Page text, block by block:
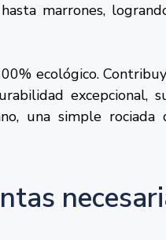
marrones,
ecológico.
excepcional,
una simple